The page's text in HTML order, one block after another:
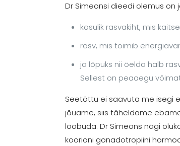
Dr Simeonsi dieedi olemus on
kasulik rasvakiht, mis
rasv, mis toimib
ja lõpuks nii öelda halb
Sellest on peaaegu
Seetõttu ei saavuta me isegi
jõuame, siis täheldame
loobuda. Dr Simeons nägi
koorioni gonadotropiini